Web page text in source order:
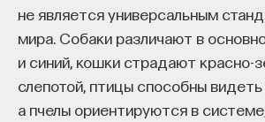
не является универсальным
мира. Собаки различают в
и синий, кошки страдают красно-
слепотой, птицы способны видеть
а пчелы ориентируются в